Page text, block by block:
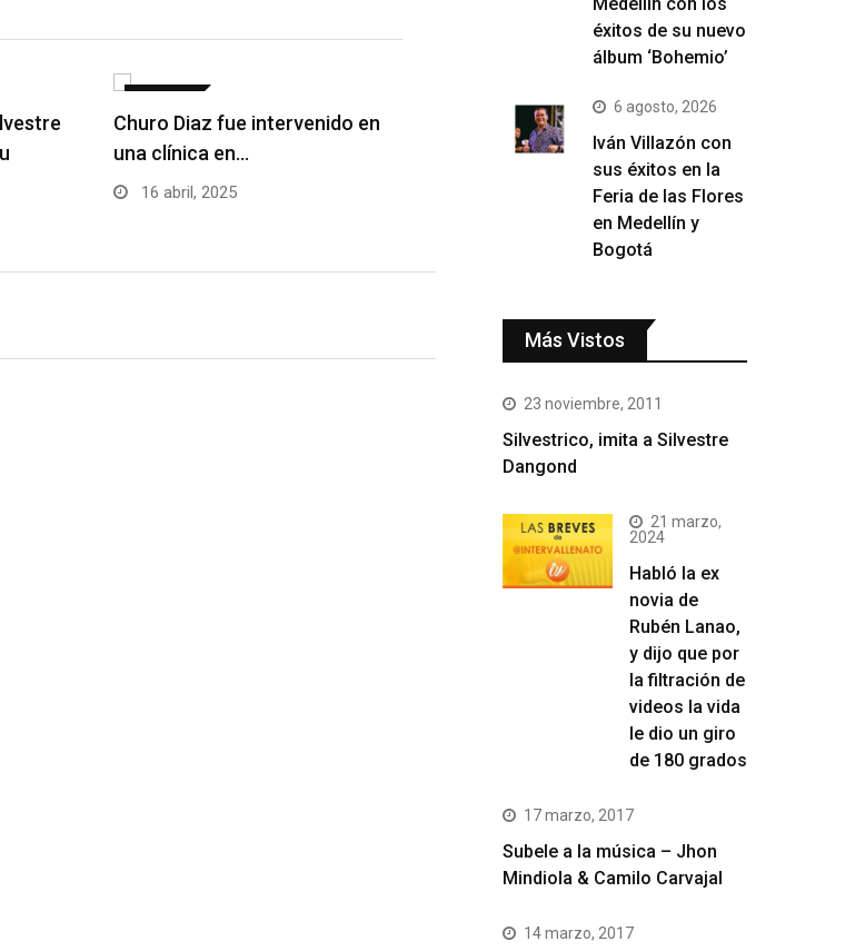
Churo Diaz fue intervenido en
una clínica en…
16 abril, 2025
éxitos de su nuevo
álbum ‘Bohemio’
6 agosto, 2026
Iván Villazón con
sus éxitos en la
Feria de las Flores
en Medellín y
Bogotá
Más Vistos
23 noviembre, 2011
Silvestrico, imita a Silvestre
Dangond
21 marzo,
2024
Habló la ex
novia de
Rubén Lanao,
y dijo que por
la filtración de
videos la vida
le dio un giro
de 180 grados
17 marzo, 2017
Subele a la música – Jhon
Mindiola & Camilo Carvajal
14 marzo, 2017